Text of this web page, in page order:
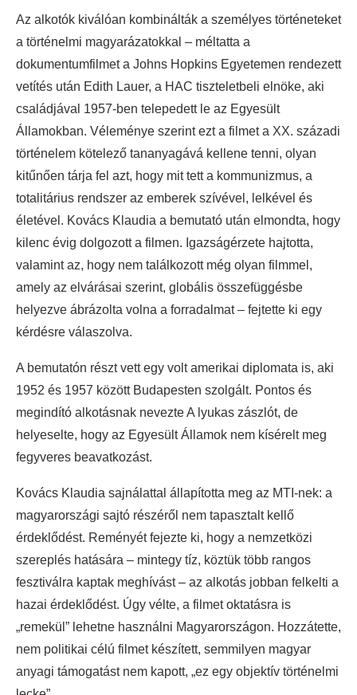
Az alkotók kiválóan kombinálták a személyes történeteket
a történelmi magyarázatokkal – méltatta a
dokumentumfilmet a Johns Hopkins Egyetemen rendezett
vetítés után Edith Lauer, a HAC tiszteletbeli elnöke, aki
családjával 1957-ben telepedett le az Egyesült
Államokban. Véleménye szerint ezt a filmet a XX. századi
történelem kötelező tananyagává kellene tenni, olyan
kitűnően tárja fel azt, hogy mit tett a kommunizmus, a
totalitárius rendszer az emberek szívével, lelkével és
életével. Kovács Klaudia a bemutató után elmondta, hogy
kilenc évig dolgozott a filmen. Igazságérzete hajtotta,
valamint az, hogy nem találkozott még olyan filmmel,
amely az elvárásai szerint, globális összefüggésbe
helyezve ábrázolta volna a forradalmat – fejtette ki egy
kérdésre válaszolva.
A bemutatón részt vett egy volt amerikai diplomata is, aki
1952 és 1957 között Budapesten szolgált. Pontos és
megindító alkotásnak nevezte A lyukas zászlót, de
helyeselte, hogy az Egyesült Államok nem kísérelt meg
fegyveres beavatkozást.
Kovács Klaudia sajnálattal állapította meg az MTI-nek: a
magyarországi sajtó részéről nem tapasztalt kellő
érdeklődést. Reményét fejezte ki, hogy a nemzetközi
szereplés hatására – mintegy tíz, köztük több rangos
fesztiválra kaptak meghívást – az alkotás jobban felkelti a
hazai érdeklődést. Úgy vélte, a filmet oktatásra is
„remekül” lehetne használni Magyarországon. Hozzátette,
nem politikai célú filmet készített, semmilyen magyar
anyagi támogatást nem kapott, „ez egy objektív történelmi